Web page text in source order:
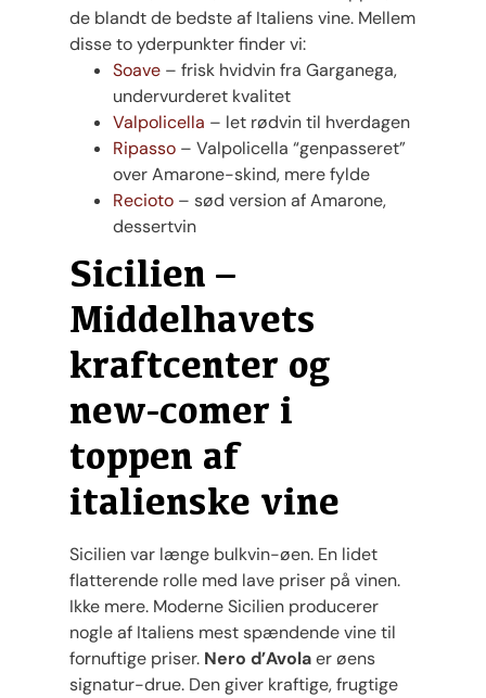
de blandt de bedste af Italiens vine. Mellem
disse to yderpunkter finder vi:
Soave – frisk hvidvin fra Garganega,
undervurderet kvalitet
Valpolicella – let rødvin til hverdagen
Ripasso – Valpolicella “genpasseret”
over Amarone-skind, mere fylde
Recioto – sød version af Amarone,
dessertvin
Sicilien –
Middelhavets
kraftcenter og
new-comer i
toppen af
italienske vine
Sicilien var længe bulkvin-øen. En lidet
flatterende rolle med lave priser på vinen.
Ikke mere. Moderne Sicilien producerer
nogle af Italiens mest spændende vine til
fornuftige priser. Nero d’Avolaer øens
signatur-drue. Den giver kraftige, frugtige